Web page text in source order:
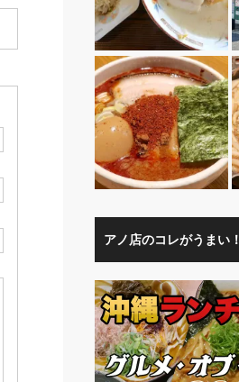
アノ店のコレがうまい！